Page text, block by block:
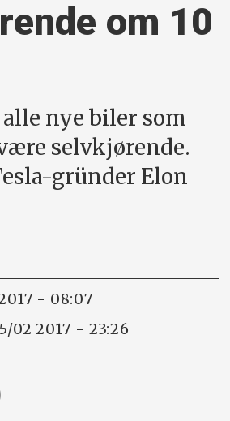
om 10
alle nye biler som
selvkjørende.
gründer Elon
2017 - 08:07
02 2017 - 23:26